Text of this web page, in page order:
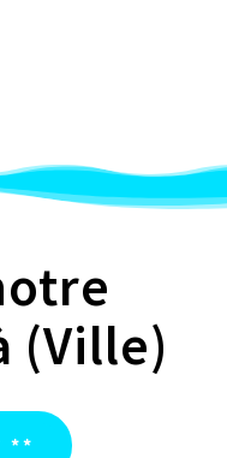
(Ville)
**